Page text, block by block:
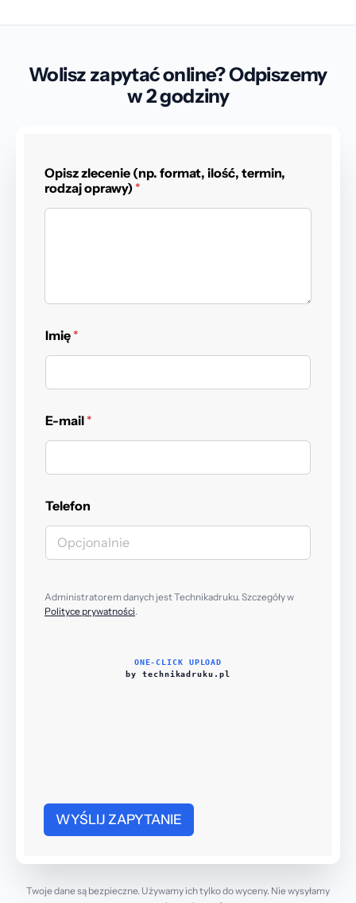
Wolisz zapytać online? Odpiszemy
w 2 godziny
Opisz zlecenie (np. format, ilość, termin,
rodzaj oprawy) *
Imię *
E-mail *
Telefon
Administratorem danych jest Technikadruku. Szczegóły w
Polityce prywatności.
ONE-CLICK UPLOAD
by technikadruku.pl
WYŚLIJ ZAPYTANIE
Twoje dane są bezpieczne. Używamy ich tylko do wyceny. Nie wysyłamy